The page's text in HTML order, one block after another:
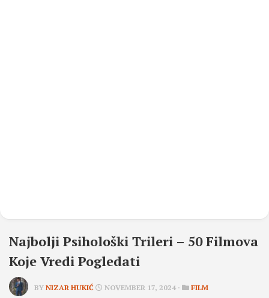
Najbolji Psihološki Trileri – 50 Filmova
Koje Vredi Pogledati
BY NIZAR HUKIĆ NOVEMBER 17, 2024 · FILM